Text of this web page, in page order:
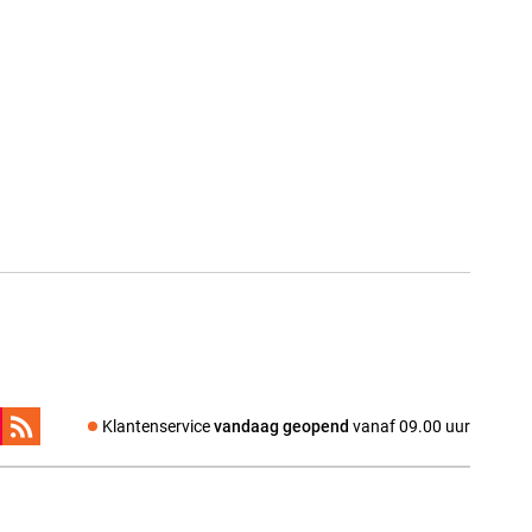
Klantenservicevandaag geopend vanaf 09.00 uur